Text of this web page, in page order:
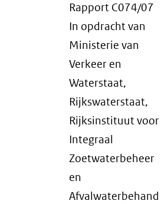
Rapport C074/07
In opdracht van
Ministerie van
Verkeer en
Waterstaat,
Rijkswaterstaat,
Rijksinstituut voor
Integraal
Zoetwaterbeheer
en
Afvalwaterbehand